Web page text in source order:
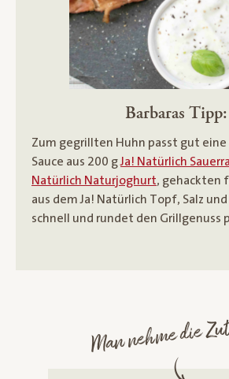
Barbaras Tipp:
Zum gegrillten Huhn passt gut
Sauce aus 200 gJa! Natürlich
Natürlich Naturjoghurt, gehackten
aus dem Ja! Natürlich Topf, Salz
schnell und rundet den Grillgenuss
Man nehme die